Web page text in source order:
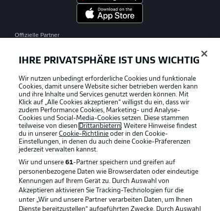
Offizielle Partner
IHRE PRIVATSPHÄRE IST UNS WICHTIG
Wir nutzen unbedingt erforderliche Cookies und funktionale
Cookies, damit unsere Website sicher betrieben werden kann
und ihre Inhalte und Services genutzt werden können. Mit
Klick auf „Alle Cookies akzeptieren“ willigst du ein, dass wir
zudem Performance Cookies, Marketing- und Analyse-
Cookies und Social-Media-Cookies setzen. Diese stammen
teilweise von diesen Drittanbietern. Weitere Hinweise findest
du in unsererCookie-Richtlinie oder in den Cookie-
Einstellungen, in denen du auch deine Cookie-Präferenzen
jederzeit verwalten kannst.
Wir und unsere61-Partner speichern und greifen auf
personenbezogene Daten wie Browserdaten oder eindeutige
Kennungen auf Ihrem Gerät zu. Durch Auswahl von
Akzeptieren aktivieren Sie Tracking-Technologien für die
unter „Wir und unsere Partner verarbeiten Daten, um Ihnen
Dienste bereitzustellen“ aufgeführten Zwecke. Durch Auswahl